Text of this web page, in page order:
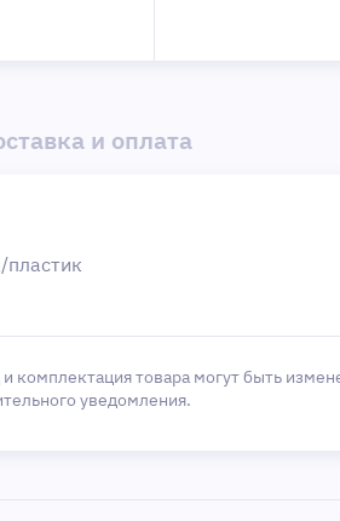
и оплата
пластик
комплектация товара могут быть
уведомления.